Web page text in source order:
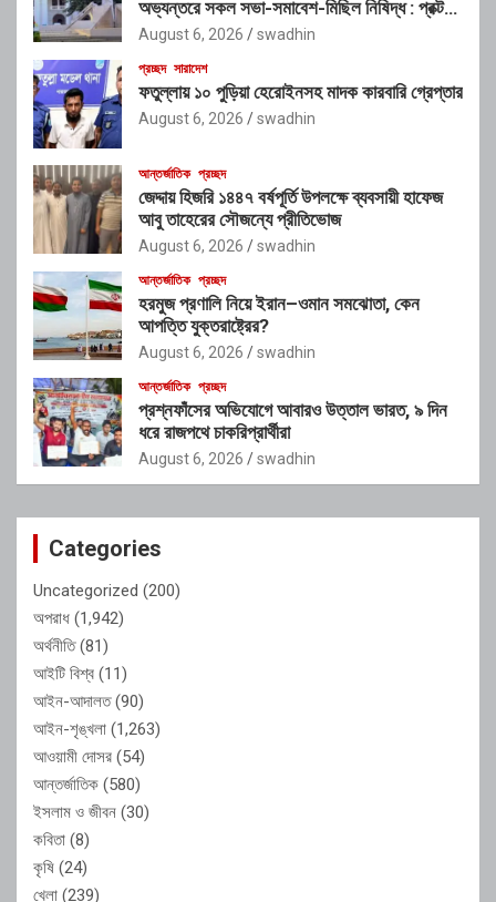
অভ্যন্তরে সকল সভা-সমাবেশ-মিছিল নিষিদ্ধ : প্রক্টর
মোহাম্মদ নাসির উদ্দীন
August 6, 2026 swadhin
প্রচ্ছদ সারাদেশ
ফতুল্লায় ১০ পুড়িয়া হেরোইনসহ মাদক কারবারি গ্রেপ্তার
August 6, 2026 swadhin
আন্তর্জাতিক প্রচ্ছদ
জেদ্দায় হিজরি ১৪৪৭ বর্ষপূর্তি উপলক্ষে ব্যবসায়ী হাফেজ
আবু তাহেরের সৌজন্যে প্রীতিভোজ
August 6, 2026 swadhin
আন্তর্জাতিক প্রচ্ছদ
হরমুজ প্রণালি নিয়ে ইরান–ওমান সমঝোতা, কেন
আপত্তি যুক্তরাষ্ট্রের?
August 6, 2026 swadhin
আন্তর্জাতিক প্রচ্ছদ
প্রশ্নফাঁসের অভিযোগে আবারও উত্তাল ভারত, ৯ দিন
ধরে রাজপথে চাকরিপ্রার্থীরা
August 6, 2026 swadhin
Categories
Uncategorized (200)
অপরাধ (1,942)
অর্থনীতি(81)
আইটি বিশ্ব (11)
আইন-আদালত(90)
আইন-শৃঙ্খলা (1,263)
আওয়ামী দোসর (54)
আন্তর্জাতিক (580)
ইসলাম ও জীবন (30)
কবিতা (8)
কৃষি (24)
খেলা (239)